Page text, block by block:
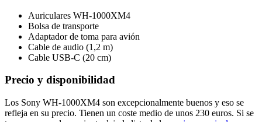
Auriculares WH-1000XM4
Bolsa de transporte
Adaptador de toma para avión
Cable de audio (1,2 m)
Cable USB-C (20 cm)
Precio y disponibilidad
Los Sony WH-1000XM4 son excepcionalmente buenos y eso se
refleja en su precio. Tienen un coste medio de unos 230 euros. Si se